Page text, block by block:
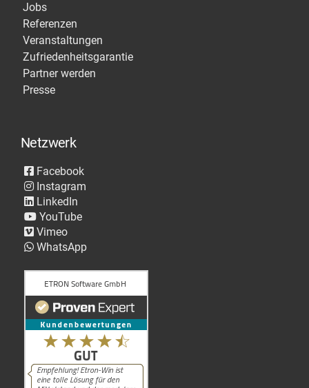
Jobs
Referenzen
Veranstaltungen
Zufriedenheitsgarantie
Partner werden
Presse
Netzwerk
Facebook
Instagram
LinkedIn
YouTube
Vimeo
WhatsApp